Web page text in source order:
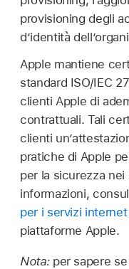
provisioning degli
d’identità
Apple mantiene
standard ISO/IEC
clienti Apple di
contrattuali. Tali
clienti
pratiche di Apple
per la sicurezza
informazioni,
per i servizi internet
piattaforme Apple.
Nota: per sapere